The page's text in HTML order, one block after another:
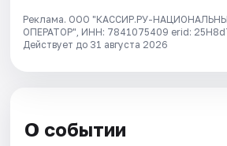
Реклама. ООО "КАССИР.РУ-
ОПЕРАТОР", ИНН: 7841075409 erid:
Действует до 31 августа 2026
О событии